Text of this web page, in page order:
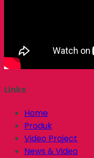
Links
Home
Produk
Video Project
News & Video